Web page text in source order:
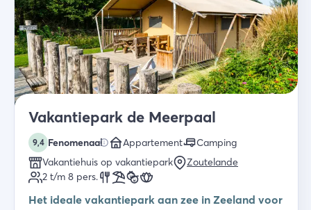
Vakantiepark de Meerpaal
9,4 Fenomenaal Appartement
Camping
Vakantiehuis op vakantiepark
Zoutelande
2 t/m 8 pers.
Het ideale vakantiepark aan zee in Zeeland voor